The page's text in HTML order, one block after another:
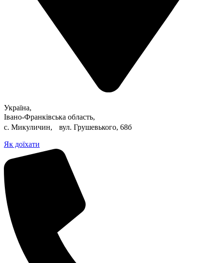
Україна,
Івано-Франківська область,
с. Микуличин, вул. Грушевького, 68б
Як доїхати